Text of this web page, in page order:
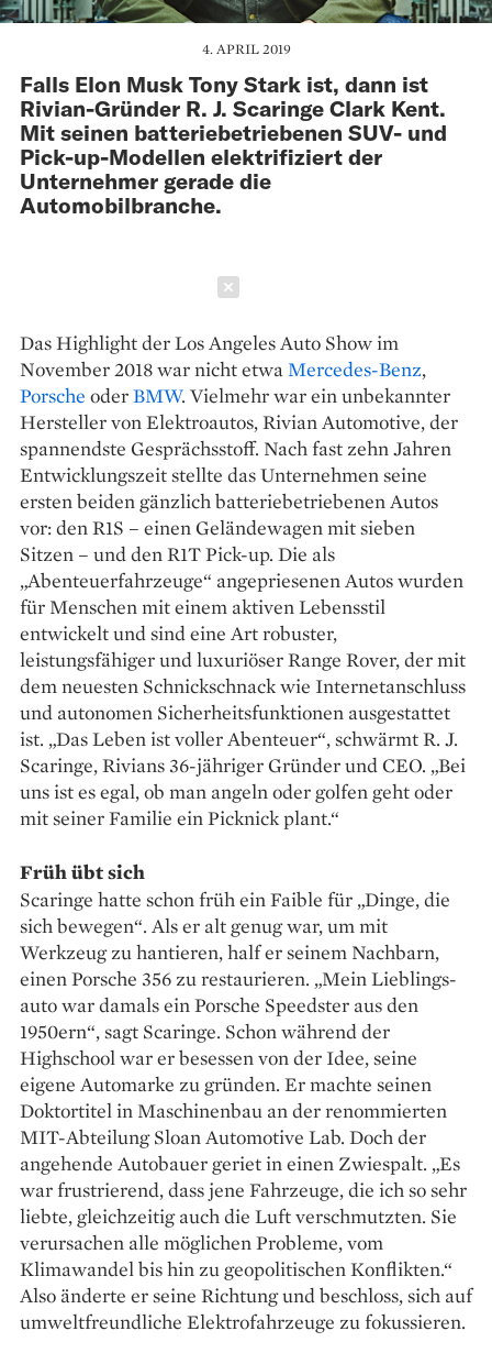
4. APRIL 2019
Falls Elon Musk Tony Stark ist, dann ist
Rivian-Gründer R. J. Scaringe Clark Kent.
Mit seinen batteriebetriebenen SUV- und
Pick-up-Modellen elektrifiziert der
Unternehmer gerade die
Automobilbranche.
Das Highlight der Los Angeles Auto Show im
November 2018 war nicht etwa Mercedes-Benz,
Porsche oderBMW. Vielmehr war ein unbekannter
Hersteller von Elektroautos, Rivian Automotive, der
spannend­ste Gesprächsstoff. Nach fast zehn Jahren
Entwicklungszeit stellte das Unternehmen seine
ersten beiden gänzlich batteriebetriebenen Autos
vor: den R1S – einen Geländewagen mit sieben
Sitzen – und den R1T Pick-up. Die als
„Abenteuerfahr­zeuge“ angepriesenen Autos wurden
für Menschen mit einem aktiven Lebensstil
entwickelt und sind eine Art robuster,
leistungsfähiger und luxuriöser Range Rover, der mit
dem neuesten Schnickschnack wie Inter­netanschluss
und autonomen Sicherheitsfunktionen ausgestattet
ist. „Das Leben ist voller Abenteuer“, schwärmt R. J.
Scaringe, Rivians 36-jähriger Gründer und CEO. „Bei
uns ist es egal, ob man angeln oder golfen geht oder
mit seiner Familie ein Picknick plant.“
Früh übt sich
Scaringe hatte schon früh ein Faible für „Dinge, die
sich bewegen“. Als er alt genug war, um mit
Werkzeug zu hantieren, half er seinem Nachbarn,
einen Porsche 356 zu restaurieren. „Mein Lieblings­
auto war damals ein Porsche Speedster aus den
1950ern“, sagt Scaringe. Schon während der
Highschool war er besessen von der Idee, seine
eigene Automarke zu gründen. Er machte seinen
Doktortitel in Maschinenbau an der renommierten
MIT-Abteilung Sloan Automotive Lab. Doch der
angehende Autobauer geriet in einen Zwiespalt. „Es
war frustrierend, dass jene Fahrzeuge, die ich so sehr
liebte, gleichzeitig auch die Luft verschmutzten. Sie
verursachen alle möglichen Probleme, vom
Klimawandel bis hin zu geopolitischen Konflikten.“
Also änderte er seine Richtung und beschloss, sich auf
umweltfreundliche Elektrofahrzeuge zu fokussieren.